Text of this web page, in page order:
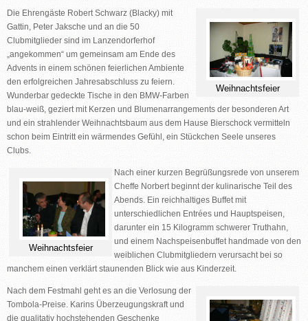
Weihnachtsfeier
Die Ehrengäste Robert Schwarz (Blacky) mit
Gattin, Peter Jaksche und an die 50
Clubmitglieder sind im Lanzendorferhof
„angekommen“ um gemeinsam am Ende des
Advents in einem schönen feierlichen Ambiente
den erfolgreichen Jahresabschluss zu feiern.
Wunderbar gedeckte Tische in den BMW-Farben
blau-weiß, geziert mit Kerzen und Blumenarrangements der besonderen Art
und ein strahlender Weihnachtsbaum aus dem Hause Bierschock vermitteln
schon beim Eintritt ein wärmendes Gefühl, ein Stückchen Seele unseres
Clubs.
Weihnachtsfeier
Nach einer kurzen Begrüßungsrede von unserem
Cheffe Norbert beginnt der kulinarische Teil des
Abends. Ein reichhaltiges Buffetmit
unterschiedlichen Entrées und Hauptspeisen,
darunter ein 15 Kilogramm schwerer Truthahn,
und einem Nachspeisenbuffet handmade von den
weiblichen Clubmitgliedern verursacht bei so
manchem einen verklärt staunenden Blick wie aus Kinderzeit.
Nach dem Festmahl geht es an die Verlosung der
Tombola-Preise. Karins Überzeugungskraft und
die qualitativ hochstehenden Geschenke